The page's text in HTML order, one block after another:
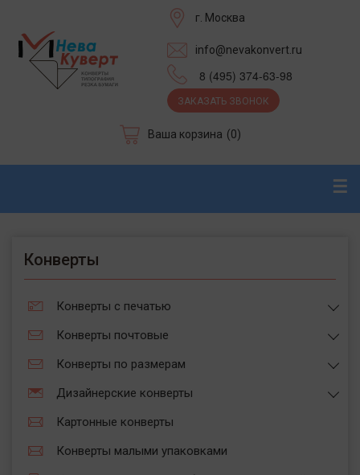
г. Москва
info@nevakonvert.ru
8 (495) 374-63-98
ЗАКАЗАТЬ ЗВОНОК
Ваша корзина (0)
☰
Конверты
Конверты с печатью
Конверты почтовые
Конверты по размерам
Дизайнерские конверты
Картонные конверты
Конверты малыми упаковками